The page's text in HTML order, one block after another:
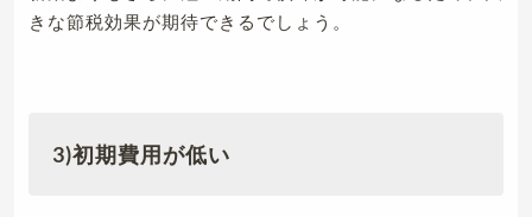
きな節税効果が期待できるでしょう。
3)初期費用が低い